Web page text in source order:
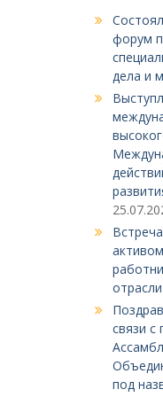
форум
дела и
связи с
под